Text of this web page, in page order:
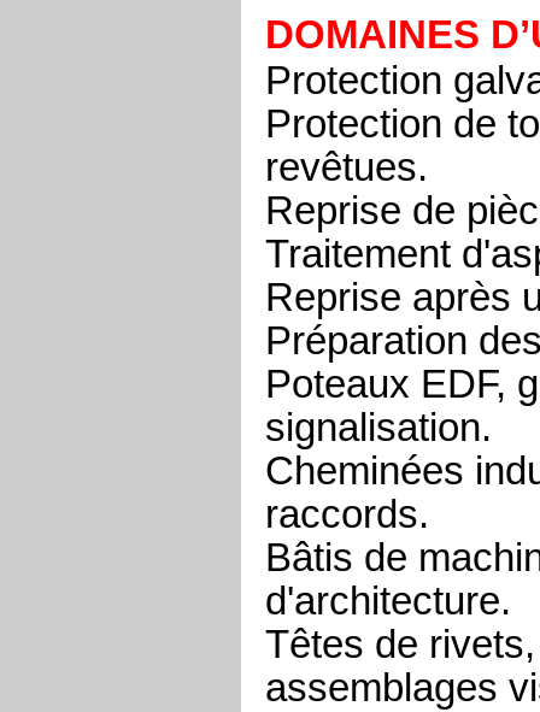
DOMAINES
Protection
Protection de
revêtues.
Reprise de
Traitement
Reprise après
Préparation
Poteaux EDF,
signalisation.
Cheminées
raccords.
Bâtis de
d'architecture.
Têtes de
assemblages